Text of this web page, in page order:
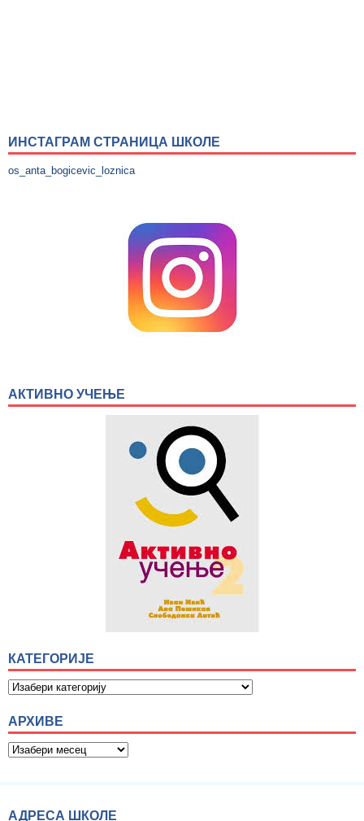
ИНСТАГРАМ СТРАНИЦА ШКОЛЕ
os_anta_bogicevic_loznica
АКТИВНО УЧЕЊЕ
КАТЕГОРИЈЕ
АРХИВЕ
АДРЕСА ШКОЛЕ